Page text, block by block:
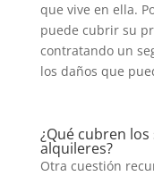
que vive en ella.
puede cubrir su
contratando un
los daños que
¿Qué cubren
alquileres?
Otra cuestión